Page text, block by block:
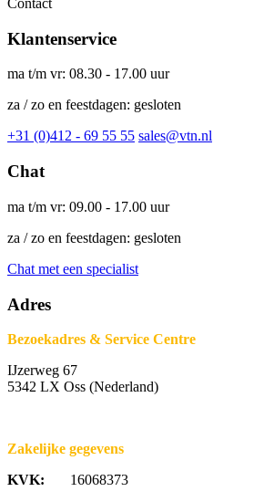
Contact
Klantenservice
ma t/m vr: 08.30 - 17.00 uur
za / zo en feestdagen: gesloten
+31 (0)412 - 69 55 55 sales@vtn.nl
Chat
ma t/m vr: 09.00 - 17.00 uur
za / zo en feestdagen: gesloten
Chat met een specialist
Adres
Bezoekadres & Service Centre
IJzerweg 67
5342 LX Oss (Nederland)
Zakelijke gegevens
KVK: 16068373